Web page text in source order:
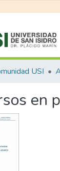
USI
en